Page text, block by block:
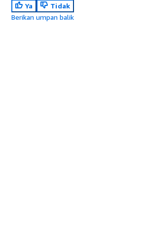
Ya
Tidak
Berikan umpan balik